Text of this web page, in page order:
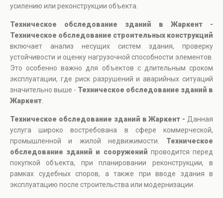
усилению или реконструкции объекта.
Техническое обследование зданий в Жаркент -
Техническое обследование строительных конструкций
включает анализ несущих систем здания, проверку
устойчивости и оценку нагрузочной способности элементов.
Это особенно важно для объектов с длительным сроком
эксплуатации, где риск разрушений и аварийных ситуаций
значительно выше - Техническое обследование зданий в
Жаркент
Техническое обследование зданий в Жаркент - Данная
услуга широко востребована в сфере коммерческой,
промышленной и жилой недвижимости. Техническое
обследование зданий и сооружений проводится перед
покупкой объекта, при планировании реконструкции, в
рамках судебных споров, а также при вводе здания в
эксплуатацию после строительства или модернизации.